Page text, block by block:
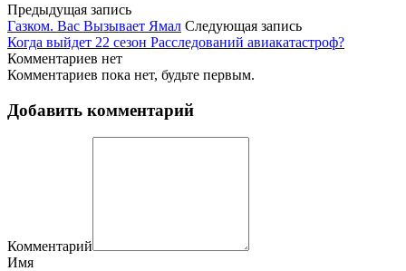
Предыдущая запись
Газком. Вас Вызывает Ямал Следующая запись
Когда выйдет 22 сезон Расследований авиакатастроф?
Комментариев нет
Комментариев пока нет, будьте первым.
Добавить комментарий
Комментарий
Имя